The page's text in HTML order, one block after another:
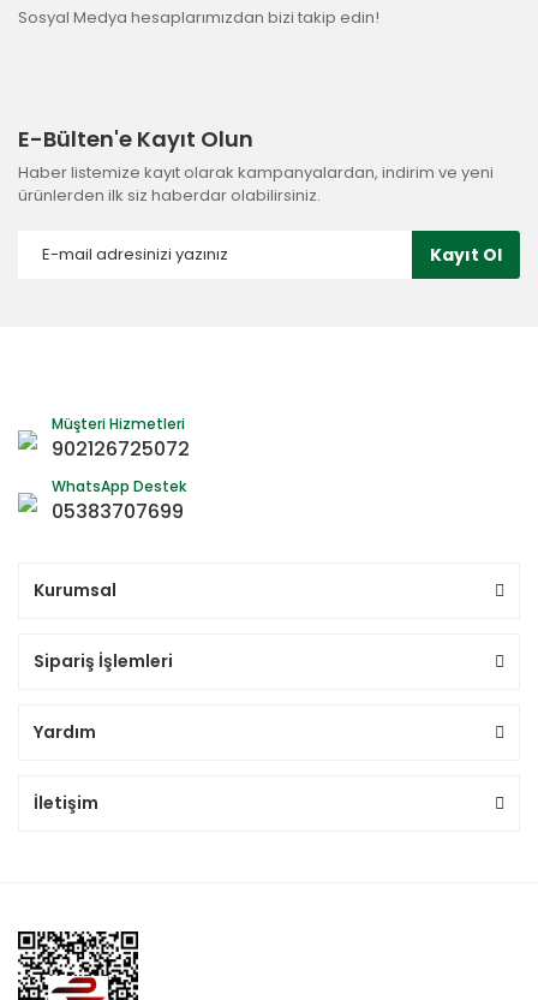
Sosyal Medya hesaplarımızdan bizi takip edin!
E-Bülten'e Kayıt Olun
Haber listemize kayıt olarak kampanyalardan, indirim ve yeni
ürünlerden ilk siz haberdar olabilirsiniz.
Kayıt Ol
Müşteri Hizmetleri
902126725072
WhatsApp Destek
05383707699
Kurumsal
Sipariş İşlemleri
Yardım
İletişim